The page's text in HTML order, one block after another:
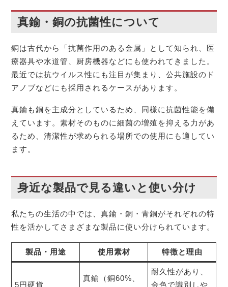
真鍮・銅の抗菌性について
銅は古代から「抗菌作用のある金属」として知られ、医
療器具や水道管、厨房機器などにも使われてきました。
最近では抗ウイルス性にも注目が集まり、公共施設のド
アノブなどにも採用されるケースがあります。
真鍮も銅を主成分としているため、同様に抗菌性能を備
えています。素材そのものに細菌の増殖を抑える力があ
るため、清潔性が求められる場所での使用にも適してい
ます。
身近な製品で見る違いと使い分け
私たちの生活の中では、真鍮・銅・青銅がそれぞれの特
性を活かしてさまざまな製品に使い分けられています。
製品・用途 使用素材 特徴と理由
5円硬貨
真鍮（銅60%、
耐久性があり、
金色で識別しや